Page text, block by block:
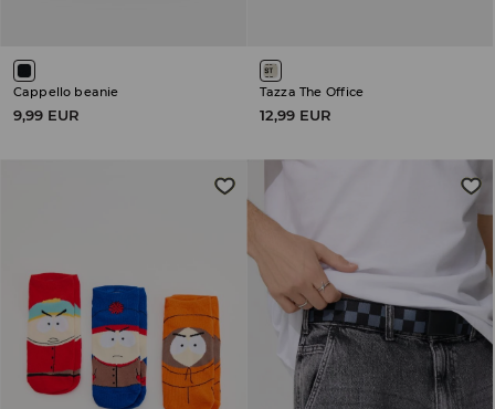
Cappello beanie
9,99 EUR
Tazza The Office
12,99 EUR